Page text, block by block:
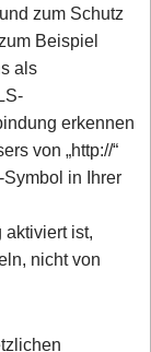
zum Schutz
Beispiel
als
erkennen
von „http://“
Symbol in Ihrer
ist,
nicht von